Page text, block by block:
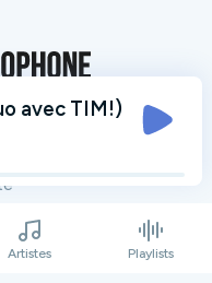
avec TIM!)
Artistes Playlists